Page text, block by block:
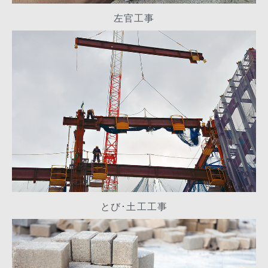
左官工事
とび･土工工事